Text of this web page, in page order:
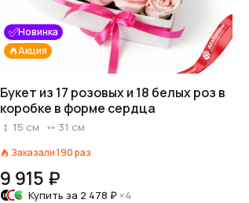
Акция
Новинка
Букет из 17 розовых и 18 белых роз в
коробке в форме сердца
15 см 31 см
Заказали190раз
9 915 ₽
Купить за 2 478 ₽ ×4